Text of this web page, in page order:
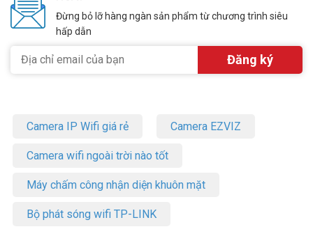
Đừng bỏ lỡ hàng ngàn sản phẩm từ chương trình siêu
hấp dẫn
Camera IP Wifi giá rẻ Camera EZVIZ
Camera wifi ngoài trời nào tốt
Máy chấm công nhận diện khuôn mặt
Bộ phát sóng wifi TP-LINK